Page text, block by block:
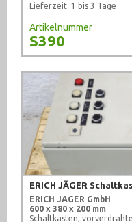
Lieferzeit: 1 bis 3 Tage
Artikelnummer
S390
ERICH JÄGER
ERICH JÄGER GmbH
600 x 380 x 200 mm
Schaltkasten,